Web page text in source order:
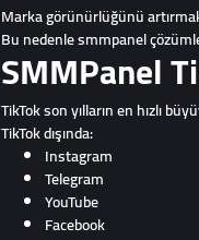
Marka görünürlüğünü
Bu nedenle smmpanel
SMMPanel
TikTok son yılların en hızlı
TikTok dışında:
Instagram
Telegram
YouTube
Facebook